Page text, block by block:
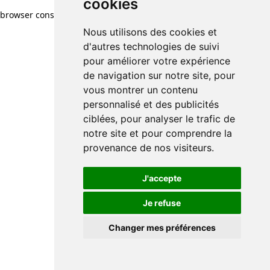
cookies
Nous utilisons des cookies et
d'autres technologies de suivi
pour améliorer votre expérience
de navigation sur notre site, pour
vous montrer un contenu
personnalisé et des publicités
ciblées, pour analyser le trafic de
notre site et pour comprendre la
provenance de nos visiteurs.
J'accepte
Je refuse
Changer mes préférences
browser console for more information)